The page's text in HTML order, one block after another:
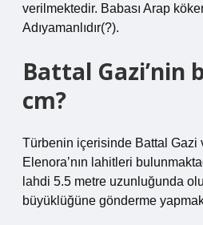
verilmektedir. Babası Arap
Adıyamanlıdır(?).
Battal Gazi’nin
cm?
Türbenin içerisinde Battal Gazi
Elenora’nın lahitleri
lahdi 5.5 metre uzunluğunda
büyüklüğüne gönderme